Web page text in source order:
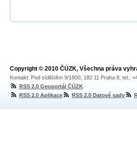
Copyright © 2010 ČÚZK, Všechna práva
Kontakt: Pod sídlištěm 9/1800, 182 11 Praha 8, tel.:
RSS 2.0 Geoportál ČÚZK
RSS 2.0 Aplikace
RSS 2.0 Datové sady